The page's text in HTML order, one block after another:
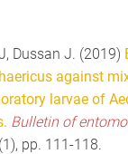
Dussan J. (2019)
against
larvae of
Bulletin of
pp. 111-118.